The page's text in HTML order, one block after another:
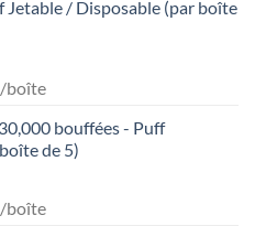
Jetable / Disposable (par boîte
/boîte
bouffées - Puff
de 5)
/boîte